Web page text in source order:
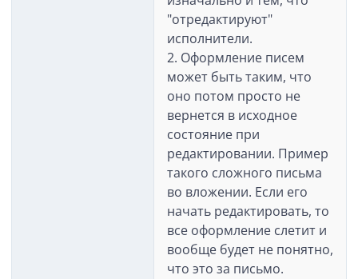
"отредактируют"
исполнители.
2. Оформление писем
может быть таким, что
оно потом просто не
вернется в исходное
состояние при
редактировании. Пример
такого сложного письма
во вложении. Если его
начать редактировать, то
все оформление слетит и
вообще будет не понятно,
что это за письмо.